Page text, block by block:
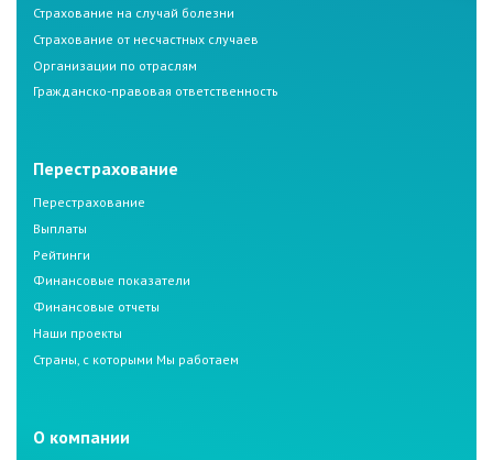
Страхование на случай болезни
Страхование от несчастных случаев
Организации по отраслям
Гражданско-правовая ответственность
Перестрахование
Перестрахование
Выплаты
Рейтинги
Финансовые показатели
Финансовые отчеты
Наши проекты
Страны, с которыми Мы работаем
О компании